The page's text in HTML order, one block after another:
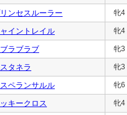
ンセスルーラー 牝4
イントレイル 牝4
ラブラブ 牝3
タネラ 牝3
ペランサルル 牝6
キークロス 牝4